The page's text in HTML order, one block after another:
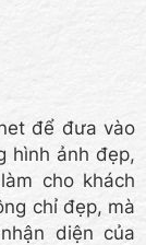
để đưa vào
hình ảnh đẹp,
cho khách
chỉ đẹp, mà
diện của